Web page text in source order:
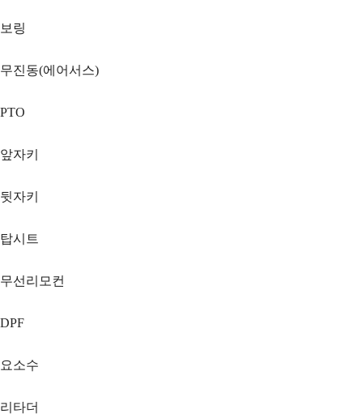
보링
무진동(에어서스)
PTO
앞자키
뒷자키
탑시트
무선리모컨
DPF
요소수
리타더